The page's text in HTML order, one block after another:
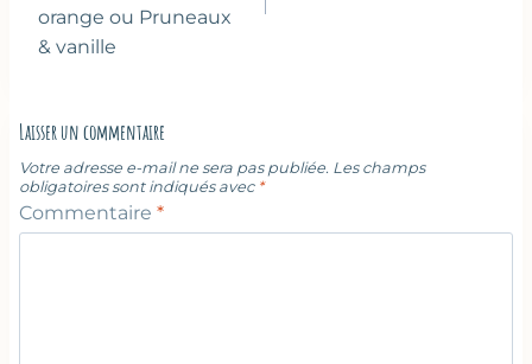
orange ou Pruneaux
& vanille
Laisser un commentaire
Votre adresse e-mail ne sera pas publiée. Les champs
obligatoires sont indiqués avec *
Commentaire *